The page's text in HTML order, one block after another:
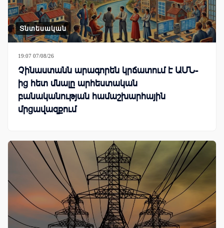
Տնտեսական
19:07 07/08/26
Չինաստանն արագորեն կրճատում է ԱՄՆ-
ից հետ մնալը արհեստական
բանականության համաշխարհային
մրցավազքում